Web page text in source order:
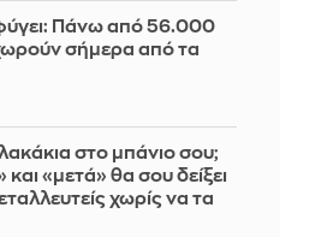
Πάνω από 56.000
σήμερα από τα
στο μπάνιο σου;
και «μετά» θα σου δείξει
χωρίς να τα